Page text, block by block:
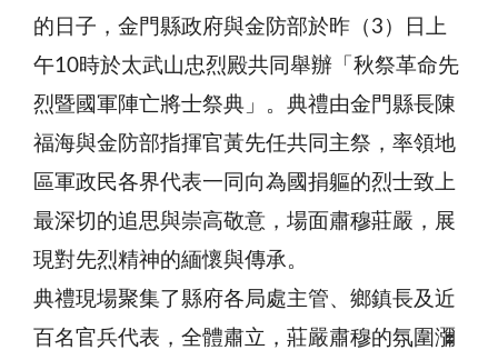
的日子，金門縣政府與金防部於昨（3）日上
午10時於太武山忠烈殿共同舉辦「秋祭革命先
烈暨國軍陣亡將士祭典」。典禮由金門縣長陳
福海與金防部指揮官黃先任共同主祭，率領地
區軍政民各界代表一同向為國捐軀的烈士致上
最深切的追思與崇高敬意，場面肅穆莊嚴，展
現對先烈精神的緬懷與傳承。
典禮現場聚集了縣府各局處主管、鄉鎮長及近
百名官兵代表，全體肅立，莊嚴肅穆的氛圍瀰